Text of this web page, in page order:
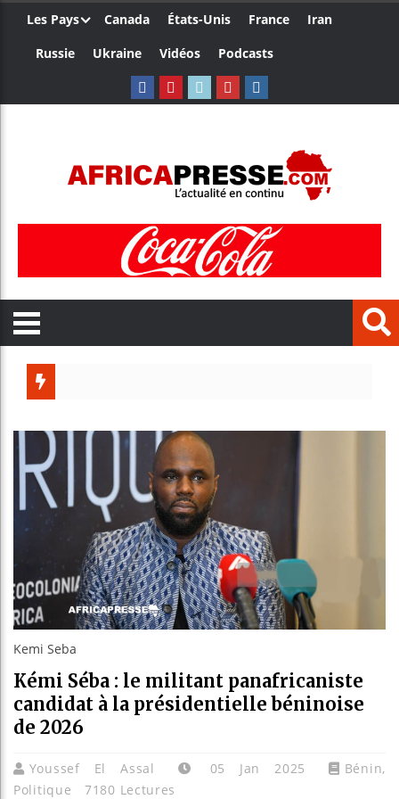
Les Pays Canada États-Unis France
Iran
Russie
Ukraine Vidéos Podcasts
Kemi Seba
Kémi Séba : le militant panafricaniste
candidat à la présidentielle béninoise
de 2026
Youssef El Assal 05 Jan 2025 Bénin,
Politique
7180 Lectures